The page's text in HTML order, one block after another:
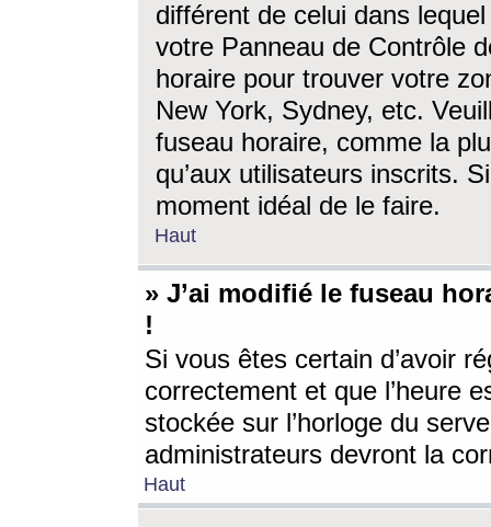
différent de celui dans
votre Panneau de Contrôle
horaire pour trouver votre
New York, Sydney, etc.
fuseau horaire, comme la
qu’aux utilisateurs inscrits.
moment idéal de le faire.
Haut
» J’ai modifié le fuseau
!
Si vous êtes certain d’avoir
correctement et que l’heure
stockée sur l’horloge du
administrateurs devront la
Haut